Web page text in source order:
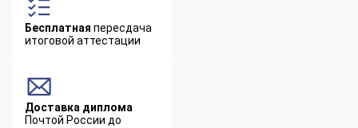
Бесплатная пересдача
итоговой аттестации
Доставка диплома
Почтой России до